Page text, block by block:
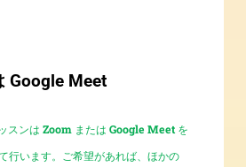
Google Meet
スンは Zoom または Google Meet を
行います。ご希望があれば、ほかの